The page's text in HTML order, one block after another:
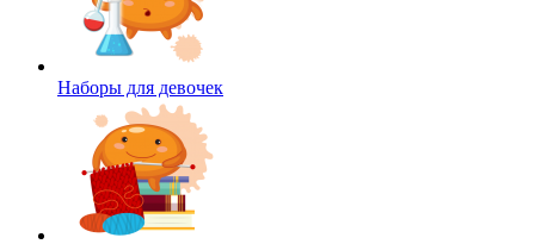
Наборы для девочек